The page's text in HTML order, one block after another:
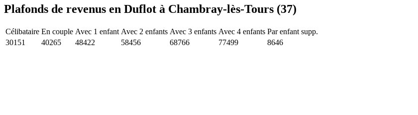
Plafonds de revenus en Duflot à Chambray-lès-Tours (37)
Célibataire En couple Avec 1 enfant Avec 2 enfants Avec 3 enfants Avec 4 enfants Par enfant supp.
30151
40265 48422 58456 68766 77499 8646